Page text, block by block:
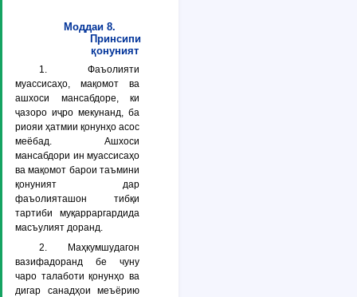
Моддаи 8.
Принсипи
қонуният
1. Фаъолияти
муассисаҳо, мақомот ва
ашхоси мансабдоре, ки
ҷазоро иҷро мекунанд, ба
риояи ҳатмии қонунҳо асос
меёбад. Ашхоси
мансабдори ин муассисаҳо
ва мақомот барои таъмини
қонуният дар
фаъолияташон тибқи
тартиби муқарраргардида
масъулият доранд.
2. Маҳкумшудагон
вазифадоранд бе чуну
чаро талаботи қонунҳо ва
дигар санадҳои меъёрию